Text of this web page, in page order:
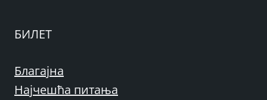
БИЛЕТ
Благајна
Најчешћа питања